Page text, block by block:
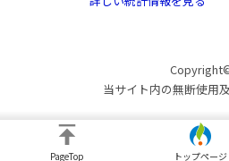
当サイト内の無断使用
PageTop トップページ